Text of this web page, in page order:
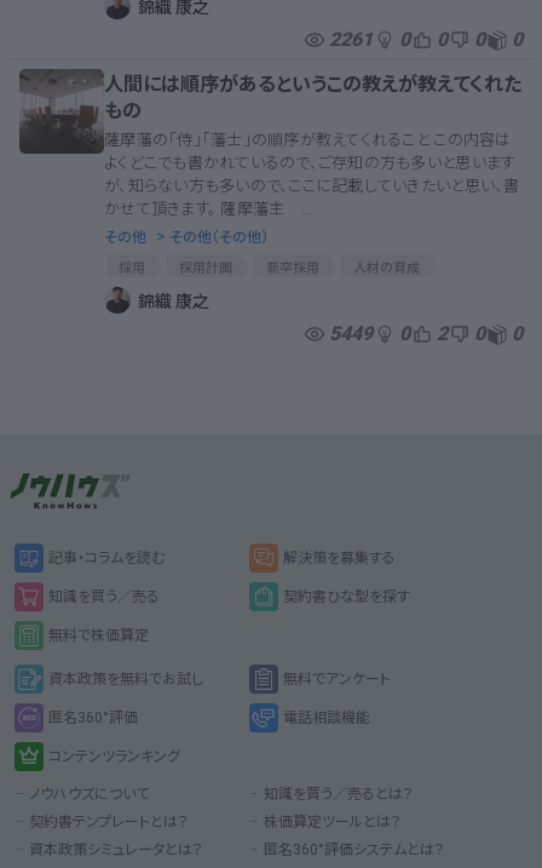
錦織 康之
2261 0 0 0 0
人間には順序があるというこの教えが教えてくれた
もの
薩摩藩の「侍」「藩士」の順序が教えてくれること この内容は
よくどこでも書かれているので、ご存知の方も多いと思います
が、知らない方も多いので、ここに記載していきたいと思い、書
かせて頂きます。 薩摩藩主 ...
その他 > その他（その他）
採用 採用計画 新卒採用
人材の育成
役員会
育成
錦織 康之
5449 0 2 0 0
記事・コラムを読む 解決策を募集する
知識を買う／売る 契約書ひな型を探す
無料で株価算定
資本政策を無料でお試し 無料でアンケート
匿名360°評価 電話相談機能
コンテンツランキング
ノウハウズについて
知識を買う／売るとは？
契約書テンプレートとは？
株価算定ツールとは？
資本政策シミュレータとは？
匿名360°評価システムとは？